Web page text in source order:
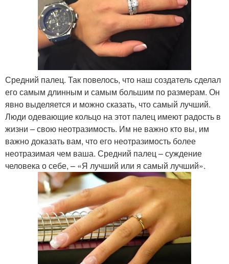
Средний палец. Так повелось, что наш создатель сделал
его самым длинным и самым большим по размерам. Он
явно выделяется и можно сказать, что самый лучший.
Люди одевающие кольцо на этот палец имеют радость в
жизни – свою неотразимость. Им не важно кто вы, им
важно доказать вам, что его неотразимость более
неотразимая чем ваша. Средний палец – суждение
человека о себе, – «Я лучший или я самый лучший».